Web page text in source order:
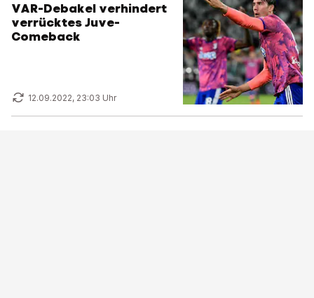
VAR-Debakel verhindert
verrücktes Juve-
Comeback
12.09.2022, 23:03 Uhr